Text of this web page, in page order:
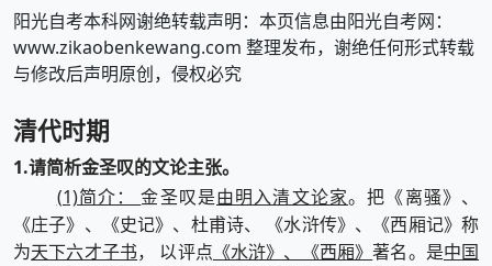
阳光自考本科网谢绝转载声明：本页信息由阳光自考网：
www.zikaobenkewang.com 整理发布，谢绝任何形式转载
与修改后声明原创，侵权必究
清代时期
1.请简析金圣叹的文论主张。
(1)简介：金圣叹是由明入清文论家。把《离骚》、
《庄子》、《史记》、杜甫诗、 《水浒传》、《西厢记》称
为天下六才子书， 以评点 《水浒》、《西厢》著名。是中国